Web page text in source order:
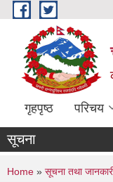
Skip to main content
गृहपृष्ठ परिचय
सूचना
You are
Home » सूचना तथा